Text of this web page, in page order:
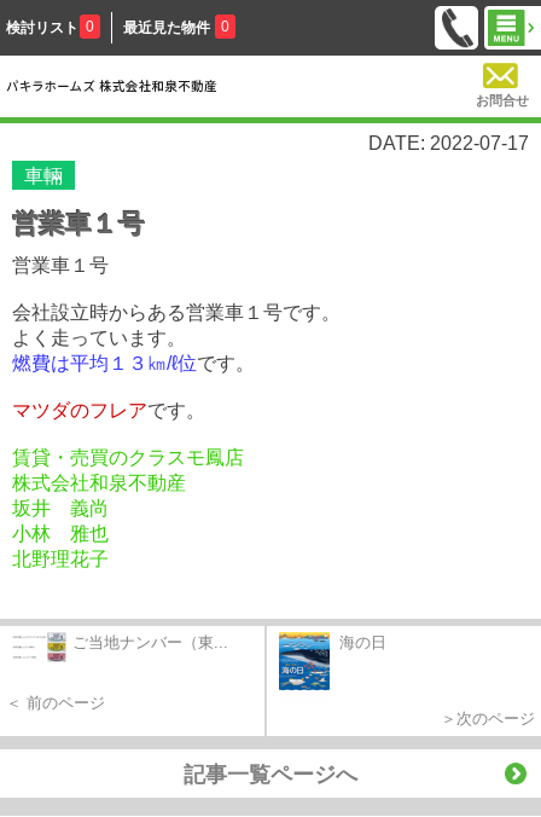
検討リスト 0 最近見た物件 0
お問合せ
DATE: 2022-07-17
車輛
営業車１号
営業車１号
会社設立時からある営業車１号です。
よく走っています。
燃費は平均１３㎞/ℓ位です。
マツダのフレアです。
賃貸・売買のクラスモ鳳店
株式会社和泉不動産
坂井 義尚
小林 雅也
北野理花子
ご当地ナンバー（東...
＜ 前のページ
海の日
＞次のページ
記事一覧ページへ